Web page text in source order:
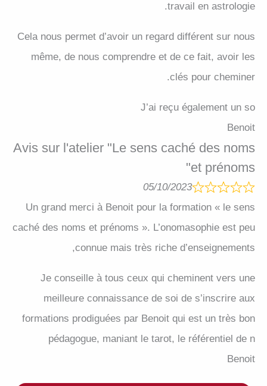
travail en astrologie.
Cela nous permet d’avoir un regard différent sur nous
même, de nous comprendre et de ce fait, avoir les
clés pour cheminer.
J’ai reçu également un so
Benoit
Avis sur l'atelier "Le sens caché des noms
et prénoms"
05/10/2023
Un grand merci à Benoit pour la formation « le sens
caché des noms et prénoms ». L’onomasophie est peu
connue mais très riche d’enseignements,
Je conseille à tous ceux qui cheminent vers une
meilleure connaissance de soi de s’inscrire aux
formations prodiguées par Benoit qui est un très bon
pédagogue, maniant le tarot, le référentiel de n
Benoit